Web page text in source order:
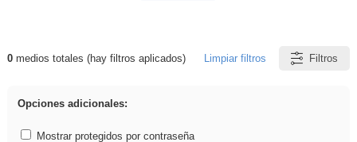
Resultados de: dividir
0medios totales (hay filtros aplicados) Limpiar filtros Filtros
Opciones adicionales:
Mostrar protegidos por contraseña